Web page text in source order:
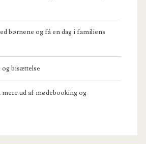
børnene og få en dag i familiens
og bisættelse
mere ud af mødebooking og